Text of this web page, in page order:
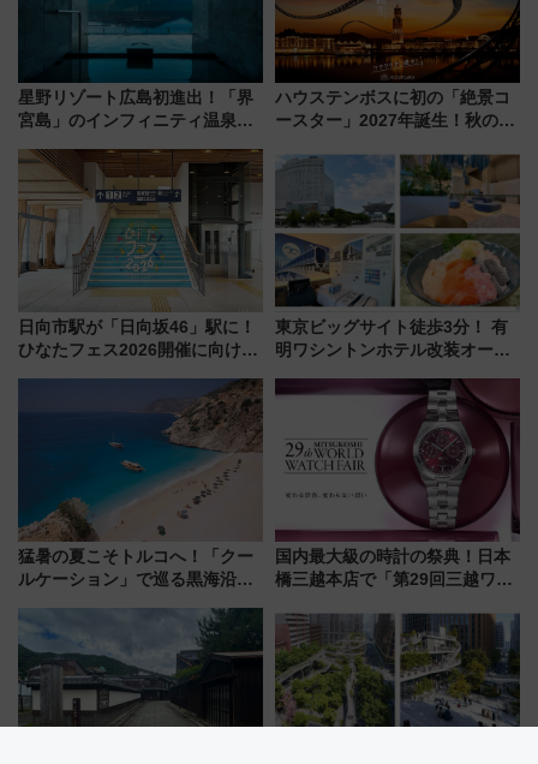
星野リゾート広島初進出！「界
宮島」のインフィニティ温泉と
宿泊料金・アクセスは？（2026
年7月23日開業）
ハウステンボスに初の「絶景コ
ースター」2027年誕生！秋の
ろも一挙紹介
日向市駅が「日向坂46」駅に！
ひなたフェス2026開催に向けJR
全力応援 夜行列車「ドリーム
おひさま号」も走る
東京ビッグサイト徒歩3分！ 有
明ワシントンホテル改装オープ
客室」や海鮮丼が人気の朝食ビ
ュッフェを現地レポ
猛暑の夏こそトルコへ！「クー
ルケーション」で巡る黒海沿岸
連検索数が前年比237％増、ナ
ショジオも認める『2026年に訪
れるべき世界の旅先』
国内最大級の時計の祭典！日本
橋三越本店で「第29回三越ワー
【2026年8月5日～25日】